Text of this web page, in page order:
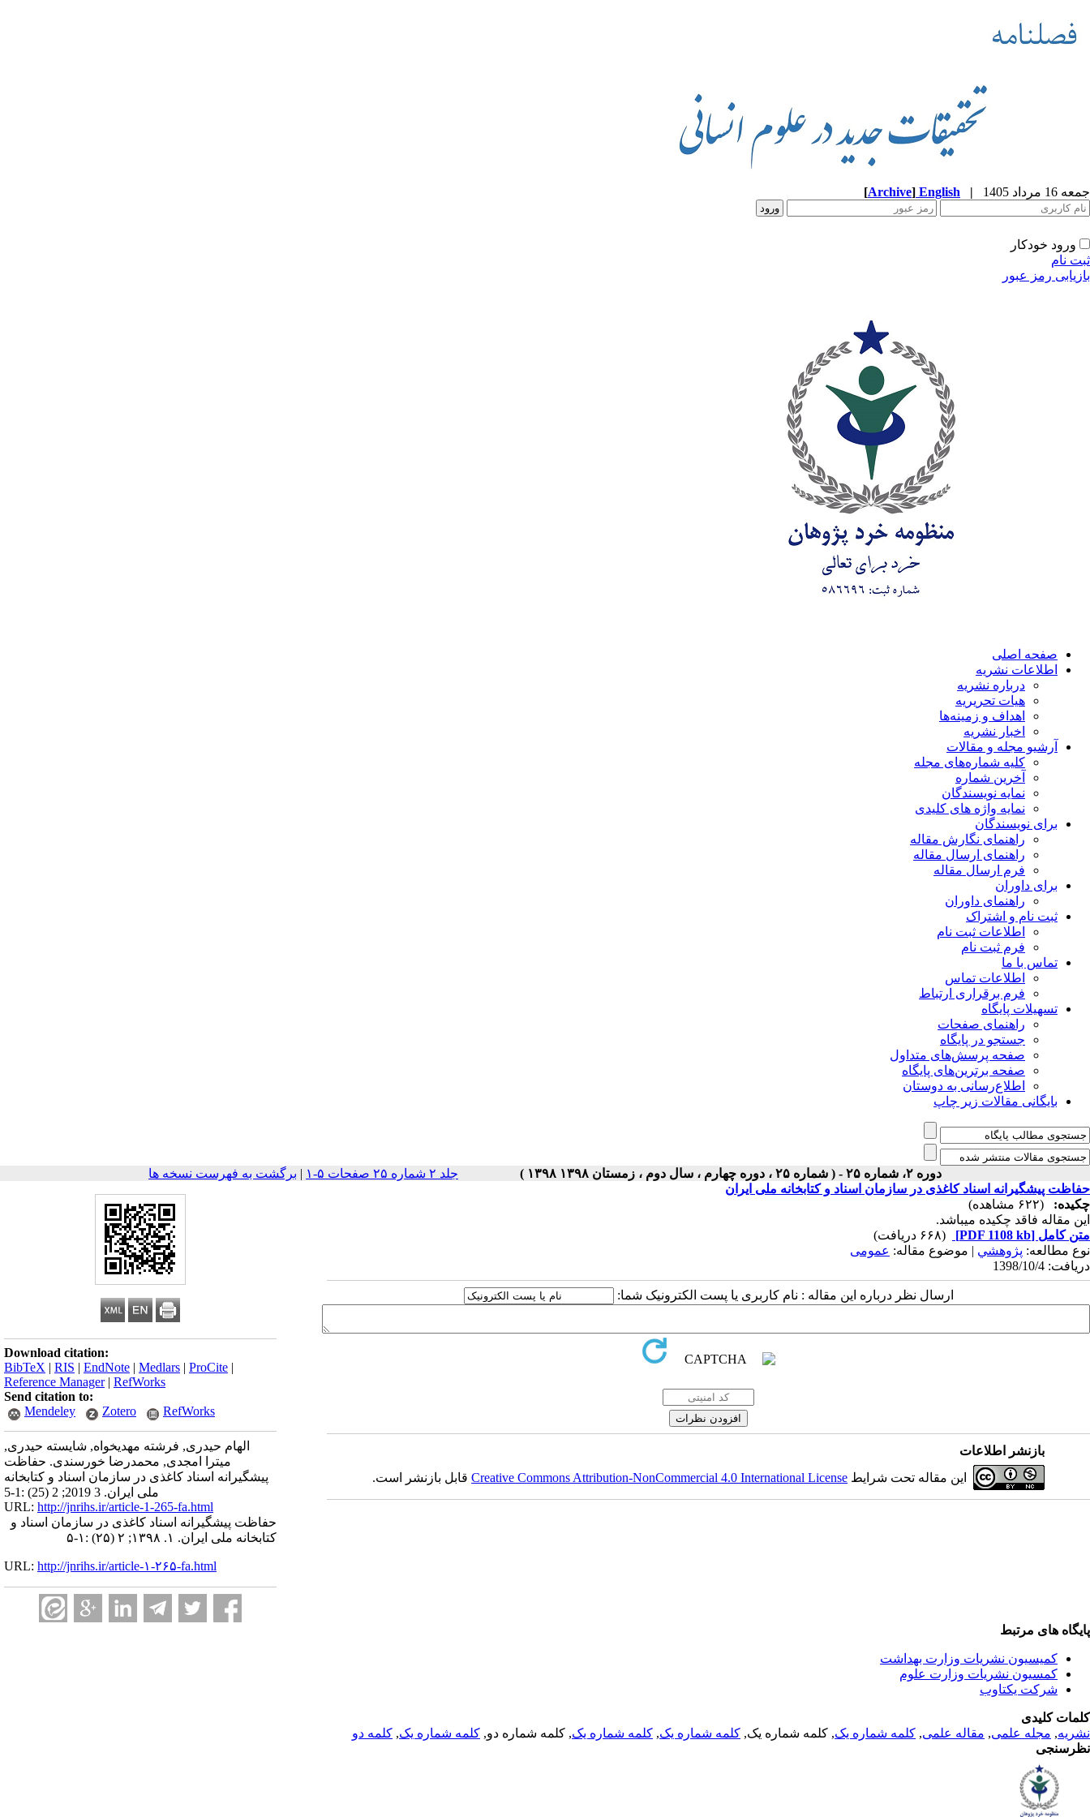
جمعه 16 مرداد 1405 |
English
[Archive]
ورود خودکار
ثبت نام
بازیابی رمز عبور
صفحه اصلی
اطلاعات نشریه
درباره نشریه
هیات تحریریه
اهداف و زمینه‌ها
اخبار نشریه
آرشیو مجله و مقالات
کلیه شماره‌های مجله
آخرین شماره
نمایه نویسندگان
نمایه واژه های کلیدی
برای نویسندگان
راهنمای نگارش مقاله
راهنمای ارسال مقاله
فرم ارسال مقاله
برای داوران
راهنمای داوران
ثبت نام و اشتراک
اطلاعات ثبت نام
فرم ثبت نام
تماس با ما
اطلاعات تماس
فرم برقراری ارتباط
تسهیلات پایگاه
راهنمای صفحات
جستجو در پایگاه
صفحه پرسش‌های متداول
صفحه برترین‌های پایگاه
اطلاع‌رسانی به دوستان
بایگانی مقالات زیر چاپ
دوره ۲، شماره ۲۵ - ( شماره ۲۵ ، دوره چهارم ، سال دوم ، زمستان ۱۳۹۸ ۱۳۹۸ ) جلد ۲ شماره ۲۵ صفحات ۵-۱ | برگشت به فهرست نسخه ها
Download citation:
BibTeX | RIS | EndNote | Medlars | ProCite |
Reference Manager| RefWorks
Send citation to:
Mendeley
Zotero RefWorks
الهام حیدری, فرشته مهدیخواه, شایسته حیدری,
میترا امجدی, محمدرضا خورسندی. حفاظت
پیشگیرانه اسناد کاغذی در سازمان اسناد و کتابخانه
ملی ایران. 3 2019; 2 (25) :1-5
URL: http://jnrihs.ir/article-1-265-fa.html
حفاظت پیشگیرانه اسناد کاغذی در سازمان اسناد و
کتابخانه ملی ایران. ۱. ۱۳۹۸; ۲ (۲۵) :۱-۵
URL: http://jnrihs.ir/article-۱-۲۶۵-fa.html
حفاظت پیشگیرانه اسناد کاغذی در سازمان اسناد و کتابخانه ملی ایران
چکیده:
(۶۲۲ مشاهده)
این مقاله فاقد چکیده می​باشد.
متن کامل [PDF 1108 kb]
(۶۶۸ دریافت)
نوع مطالعه: پژوهشي | موضوع مقاله: عمومى
دریافت: 1398/10/4
ارسال نظر درباره این مقاله : نام کاربری یا پست الکترونیک شما:
بازنشر اطلاعات
این مقاله تحت شرایط Creative Commons Attribution-NonCommercial 4.0 International Licenseقابل بازنشر است.
پایگاه های مرتبط
کمیسیون نشریات وزارت بهداشت
کمسیون نشریات وزارت علوم
شرکت یکتاوب
کلمات کلیدی
نشریه, مجله علمی, مقاله علمی, کلمه شماره یک, کلمه شماره یک, کلمه شماره یک, کلمه شماره یک, کلمه شماره دو, کلمه شماره یک, کلمه دو
نظرسنجی